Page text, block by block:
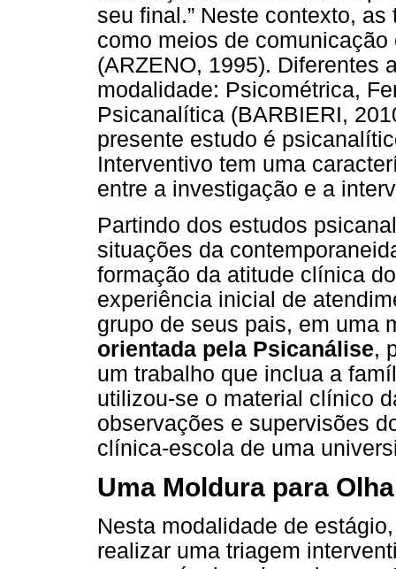
seu final.” Neste contexto,
como meios de
(ARZENO, 1995). Diferentes
modalidade: Psicométrica,
Psicanalítica (BARBIERI,
presente estudo é
Interventivo tem uma
entre a investigação e a
Partindo dos estudos
situações da
formação da atitude clínica
experiência inicial de
grupo de seus pais, em uma
orientada pela Psicanálise,
um trabalho que inclua a
utilizou-se o material clínico
observações e supervisões
clínica-escola de uma
Uma Moldura para
Nesta modalidade de
realizar uma triagem